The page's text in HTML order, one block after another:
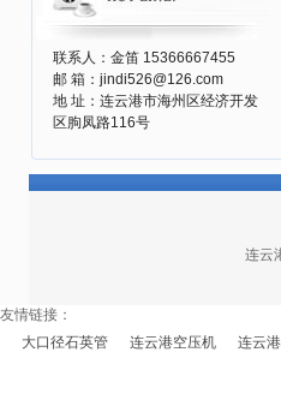
联系人：金笛 15366667455
邮 箱：jindi526@126.com
地 址：连云港市海州区经济开发
区朐凤路116号
连云
友情链接：
大口径石英管
连云港空压机 连云